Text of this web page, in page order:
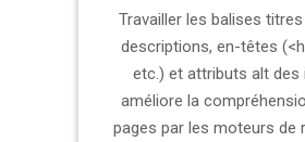
Travailler les balises
descriptions, en-têtes
etc.) et attributs alt des
améliore la
pages par les moteurs de